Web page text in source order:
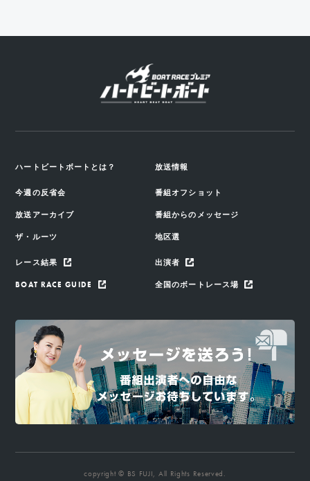
ハートビートボートとは？ 放送情報
今週の反省会 番組オフショット
放送アーカイブ 番組からのメッセージ
ザ・ルーツ 地区選
レース結果 出演者
BOAT RACE GUIDE 全国のボートレース場
copyright © BS FUJI, All Rights Reserved.